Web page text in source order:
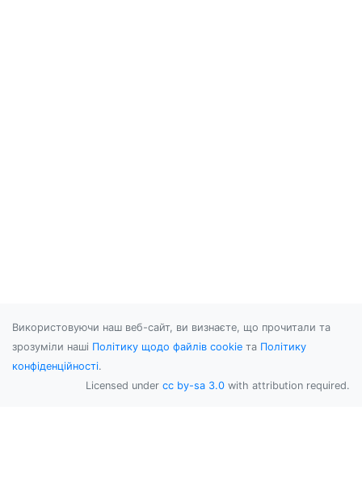
Використовуючи наш веб-сайт, ви визнаєте, що прочитали та
зрозуміли наші Політику щодо файлів cookie та Політику
конфіденційності.
Licensed under cc by-sa 3.0 with attribution required.